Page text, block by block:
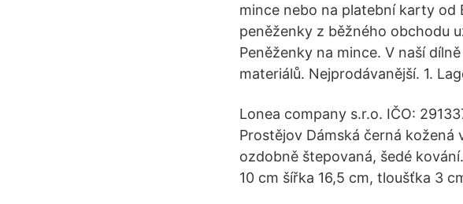
mince nebo na platební karty od
peněženky z běžného obchodu
Peněženky na mince. V naší
materiálů. Nejprodávanější. 1.
Lonea company s.r.o. IČO:
Prostějov Dámská černá
ozdobně štepovaná, šedé
10 cm šířka 16,5 cm, tloušťka 3